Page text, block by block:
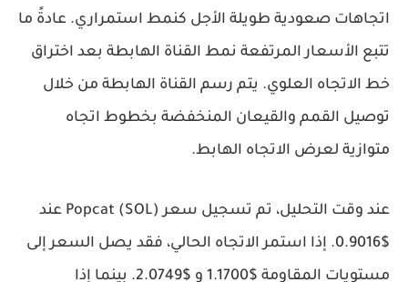
اتجاهات صعودية طويلة الأجل كنمط استمراري. عادةً ما
تتبع الأسعار المرتفعة نمط القناة الهابطة بعد اختراق
خط الاتجاه العلوي. يتم رسم القناة الهابطة من خلال
توصيل القمم والقيعان المنخفضة بخطوط اتجاه
متوازية لعرض الاتجاه الهابط.
عند وقت التحليل، تم تسجيل سعر Popcat (SOL) عند
$0.9016. إذا استمر الاتجاه الحالي، فقد يصل السعر إلى
مستويات المقاومة $1.1700 و $2.0749. بينما إذا